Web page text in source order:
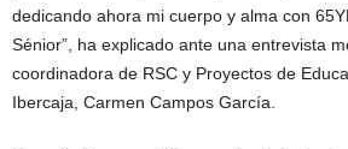
dedicando ahora mi cuerpo y alma con
Sénior”, ha explicado ante una entrevista
coordinadora de RSC y Proyectos de
Ibercaja, Carmen Campos García.